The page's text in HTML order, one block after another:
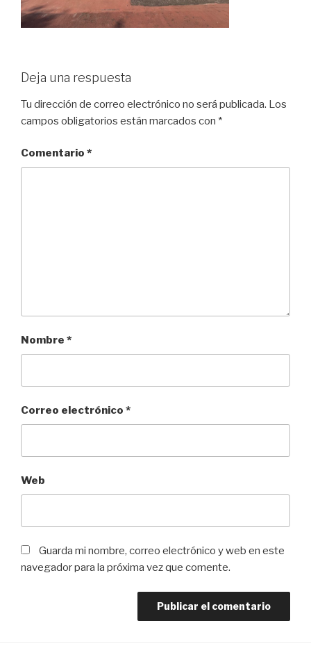
Deja una respuesta
Tu dirección de correo electrónico no será publicada. Los
campos obligatorios están marcados con *
Comentario *
Nombre *
Correo electrónico *
Web
Guarda mi nombre, correo electrónico y web en este
navegador para la próxima vez que comente.